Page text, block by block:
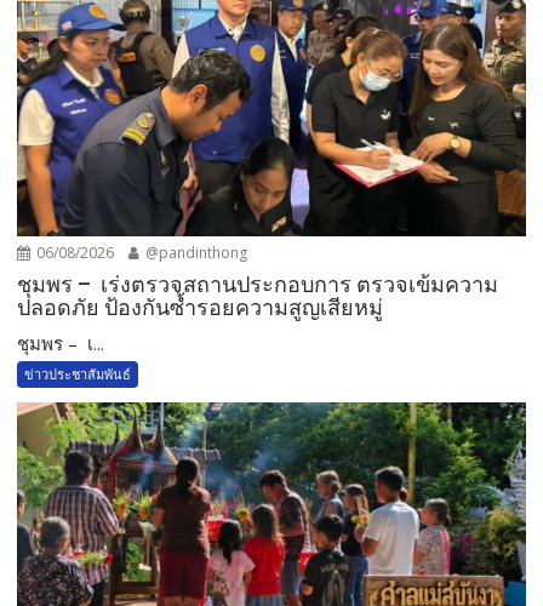
06/08/2026 @pandinthong
ชุมพร – เร่งตรวจสถานประกอบการ ตรวจเข้มความ
ปลอดภัย ป้องกันซ้ำรอยความสูญเสียหมู่
ชุมพร – เ...
ข่าวประชาสัมพันธ์